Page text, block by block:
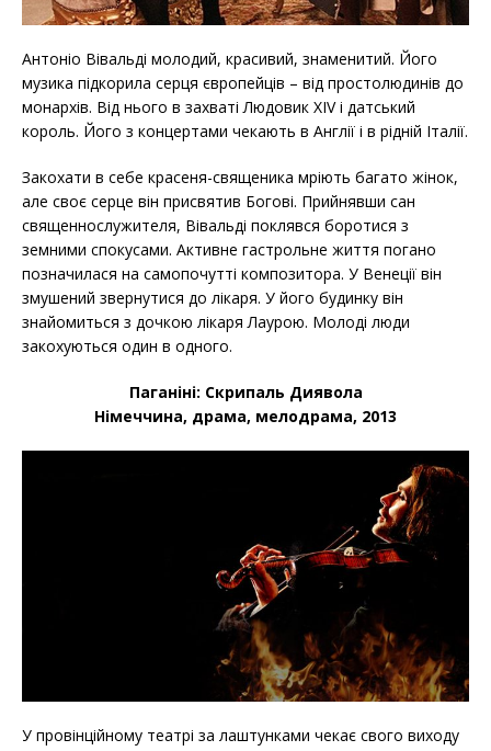
Антоніо Вівальді молодий, красивий, знаменитий. Його
музика підкорила серця європейців – від простолюдинів до
монархів. Від нього в захваті Людовик XIV і датський
король. Його з концертами чекають в Англії і в рідній Італії.
Закохати в себе красеня-священика мріють багато жінок,
але своє серце він присвятив Богові. Прийнявши сан
священнослужителя, Вівальді поклявся боротися з
земними спокусами. Активне гастрольне життя погано
позначилася на самопочутті композитора. У Венеції він
змушений звернутися до лікаря. У його будинку він
знайомиться з дочкою лікаря Лаурою. Молоді люди
закохуються один в одного.
Паганіні: Скрипаль Диявола
Німеччина, драма, мелодрама, 2013
У провінційному театрі за лаштунками чекає свого виходу